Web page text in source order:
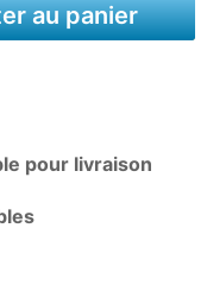
au panier
pour livraison